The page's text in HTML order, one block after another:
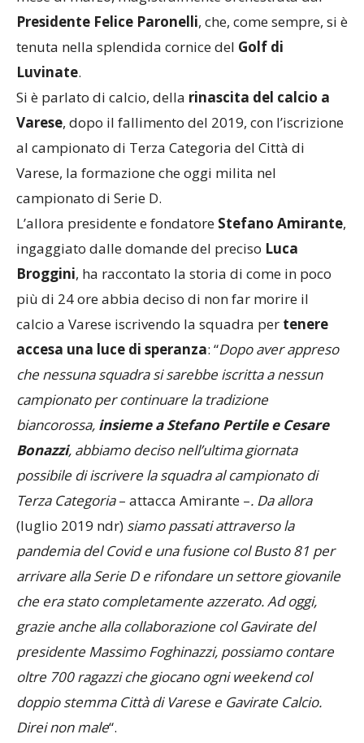
Presidente Felice Paronelli, che, come sempre, si è
tenuta nella splendida cornice del Golf di
Luvinate.
Si è parlato di calcio, della rinascita del calcio a
Varese, dopo il fallimento del 2019, con l’iscrizione
al campionato di Terza Categoria del Città di
Varese, la formazione che oggi milita nel
campionato di Serie D.
L’allora presidente e fondatore Stefano Amirante,
ingaggiato dalle domande del preciso Luca
Broggini, ha raccontato la storia di come in poco
più di 24 ore abbia deciso di non far morire il
calcio a Varese iscrivendo la squadra per tenere
accesa una luce di speranza: “Dopo aver appreso
che nessuna squadra si sarebbe iscritta a nessun
campionato per continuare la tradizione
biancorossa, insieme a Stefano Pertile e Cesare
Bonazzi, abbiamo deciso nell’ultima giornata
possibile di iscrivere la squadra al campionato di
Terza Categoria– attacca Amirante –. Da allora
(luglio 2019 ndr) siamo passati attraverso la
pandemia del Covid e una fusione col Busto 81 per
arrivare alla Serie D e rifondare un settore giovanile
che era stato completamente azzerato. Ad oggi,
grazie anche alla collaborazione col Gavirate del
presidente Massimo Foghinazzi, possiamo contare
oltre 700 ragazzi che giocano ogni weekend col
doppio stemma Città di Varese e Gavirate Calcio.
Direi non male“.